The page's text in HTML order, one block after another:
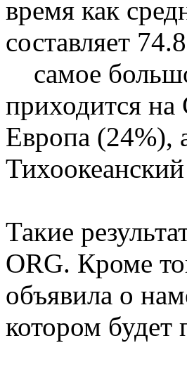
время как
составляет
самое
приходится
Европа (24%),
Такие
ORG. Кроме
объявила о
котором будет